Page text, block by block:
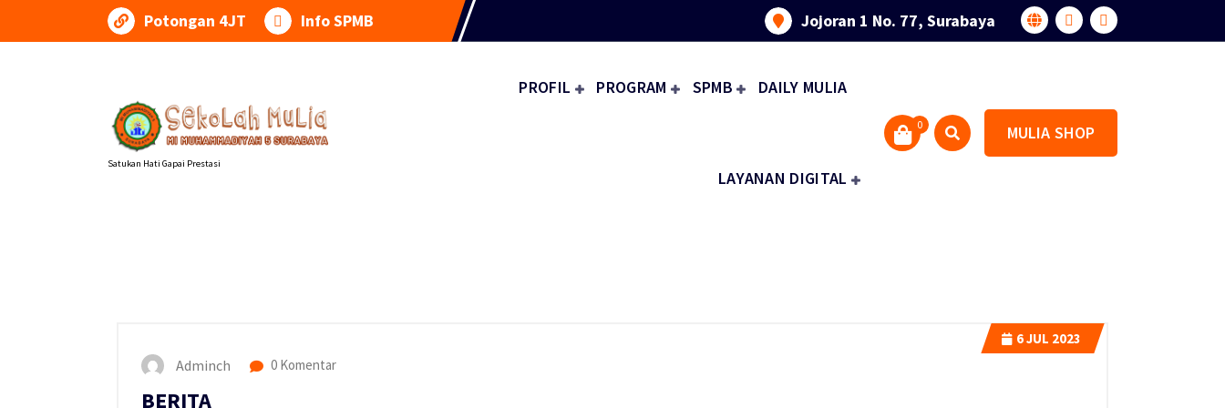
Potongan 4JT Info SPMB Jojoran 1 No. 77, Surabaya
Satukan Hati Gapai Prestasi
PROFIL PROGRAM SPMB DAILY MULIA
LAYANAN DIGITAL
0 MULIA SHOP
6JUL 2023
Adminch 0 Komentar
BERITA